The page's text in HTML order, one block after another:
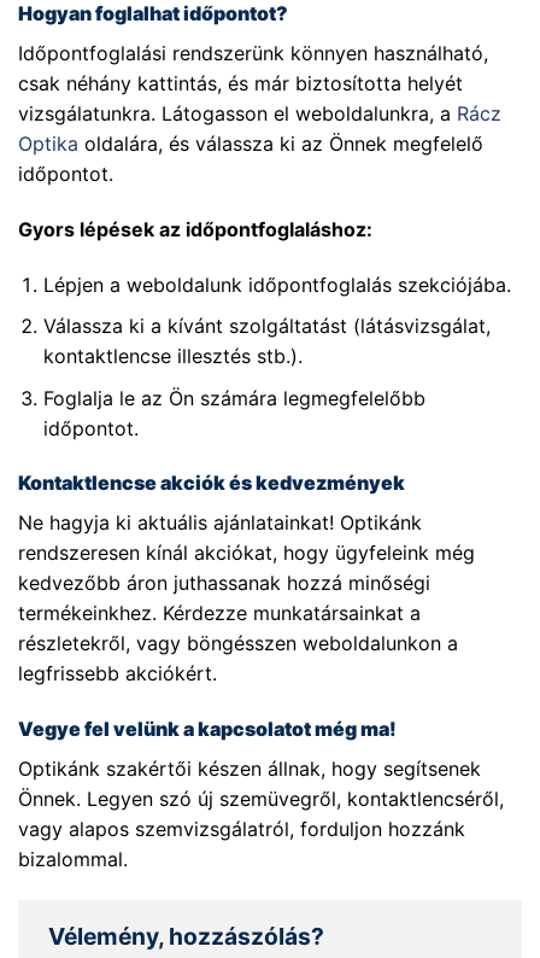
Hogyan foglalhat időpontot?
Időpontfoglalási rendszerünk könnyen használható,
csak néhány kattintás, és már biztosította helyét
vizsgálatunkra. Látogasson el weboldalunkra, a Rácz
Optika oldalára, és válassza ki az Önnek megfelelő
időpontot.
Gyors lépések az időpontfoglaláshoz:
Lépjen a weboldalunk időpontfoglalás szekciójába.
Válassza ki a kívánt szolgáltatást (látásvizsgálat,
kontaktlencse illesztés stb.).
Foglalja le az Ön számára legmegfelelőbb
időpontot.
Kontaktlencse akciók és kedvezmények
Ne hagyja ki aktuális ajánlatainkat! Optikánk
rendszeresen kínál akciókat, hogy ügyfeleink még
kedvezőbb áron juthassanak hozzá minőségi
termékeinkhez. Kérdezze munkatársainkat a
részletekről, vagy böngésszen weboldalunkon a
legfrissebb akciókért.
Vegye fel velünk a kapcsolatot még ma!
Optikánk szakértői készen állnak, hogy segítsenek
Önnek. Legyen szó új szemüvegről, kontaktlencséről,
vagy alapos szemvizsgálatról, forduljon hozzánk
bizalommal.
Vélemény, hozzászólás?